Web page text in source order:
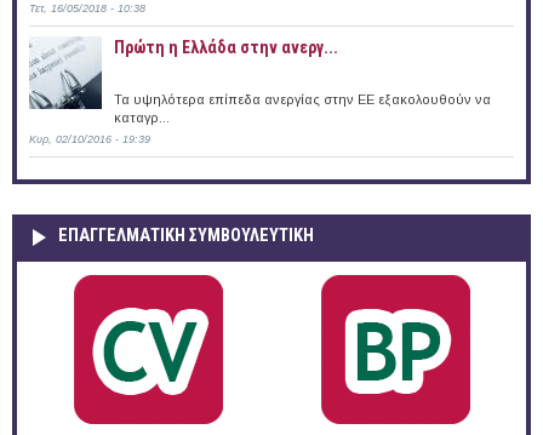
Τετ, 16/05/2018 - 10:38
Πρώτη η Ελλάδα στην ανεργ...
Τα υψηλότερα επίπεδα ανεργίας στην ΕΕ εξακολουθούν να
καταγρ...
Κυρ, 02/10/2016 - 19:39
ΕΠΑΓΓΕΛΜΑΤΙΚΉ ΣΥΜΒΟΥΛΕΥΤΙΚΉ